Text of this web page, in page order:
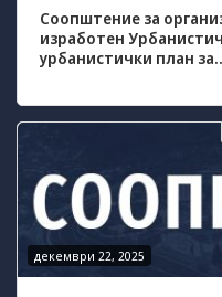
Соопштение за
изработен
урбанистички план
декември 22, 2025